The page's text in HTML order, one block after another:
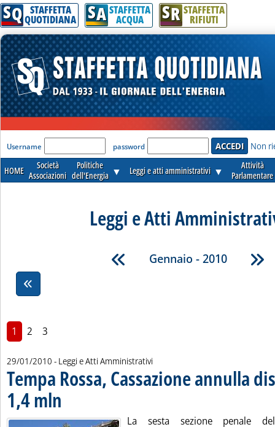
SQ STAFFETTA
QUOTIDIANA SA STAFFETTA
ACQUA SR STAFFETTA
RIFIUTI
'Modulo Login per accedere'
Username password Non
HOME
Società
Associazioni
Politiche
dell'Energia ▼ Leggi e atti amministrativi ▼
Attività
Parlamentare
Leggi e Atti
Gennaio - 2010
1 2 3
29/01/2010 - Leggi e Atti Amministrativi
Tempa Rossa, Cassazione annulla
1,4 mln
La sesta sezione penale